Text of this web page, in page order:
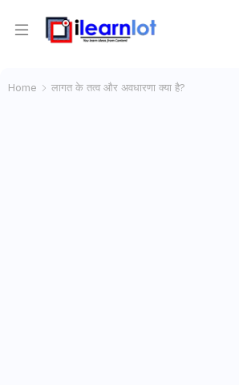
Home लागत के तत्व और अवधारणा क्या है?